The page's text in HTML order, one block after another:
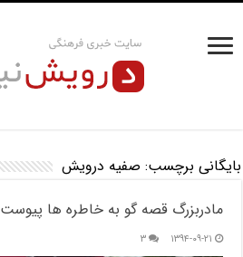
بایگانی برچسب: صفیه درویش
مادربزرگ قصه گو به خاطره ها پیوست
۱۳۹۴-۰۹-۲۱ ۳